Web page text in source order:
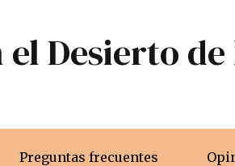
el Desierto
Preguntas frecuentes